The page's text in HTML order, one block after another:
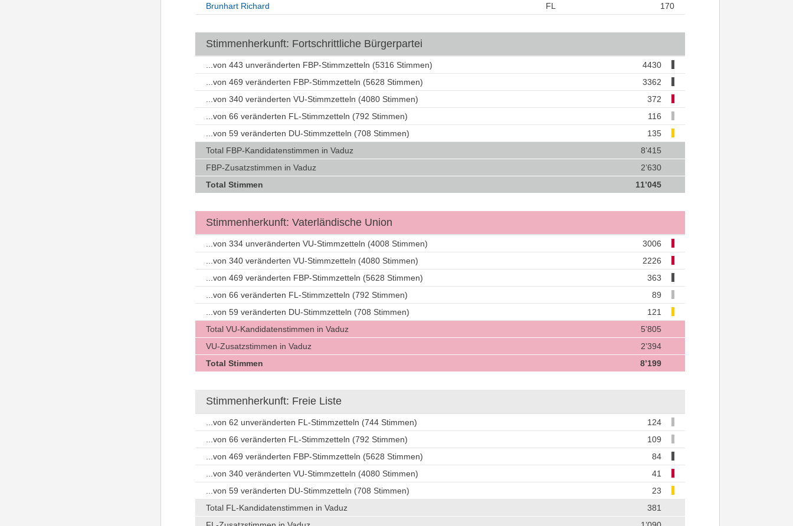
Brunhart Richard
FL 170
Stimmenherkunft: Fortschrittliche Bürgerpartei
...von 443 unveränderten FBP-Stimmzetteln (5316 Stimmen)
4430
...von 469 veränderten FBP-Stimmzetteln (5628 Stimmen)
3362
...von 340 veränderten VU-Stimmzetteln (4080 Stimmen)
372
...von 66 veränderten FL-Stimmzetteln (792 Stimmen)
116
...von 59 veränderten DU-Stimmzetteln (708 Stimmen)
135
Total FBP-Kandidatenstimmen in Vaduz
8’415
FBP-Zusatzstimmen in Vaduz
2’630
Total Stimmen
11’045
Stimmenherkunft: Vaterländische Union
...von 334 unveränderten VU-Stimmzetteln (4008 Stimmen)
3006
...von 340 veränderten VU-Stimmzetteln (4080 Stimmen)
2226
...von 469 veränderten FBP-Stimmzetteln (5628 Stimmen)
363
...von 66 veränderten FL-Stimmzetteln (792 Stimmen)
89
...von 59 veränderten DU-Stimmzetteln (708 Stimmen)
121
Total VU-Kandidatenstimmen in Vaduz
5’805
VU-Zusatzstimmen in Vaduz
2’394
Total Stimmen
8’199
Stimmenherkunft: Freie Liste
...von 62 unveränderten FL-Stimmzetteln (744 Stimmen)
124
...von 66 veränderten FL-Stimmzetteln (792 Stimmen)
109
...von 469 veränderten FBP-Stimmzetteln (5628 Stimmen)
84
...von 340 veränderten VU-Stimmzetteln (4080 Stimmen)
41
...von 59 veränderten DU-Stimmzetteln (708 Stimmen)
23
Total FL-Kandidatenstimmen in Vaduz
381